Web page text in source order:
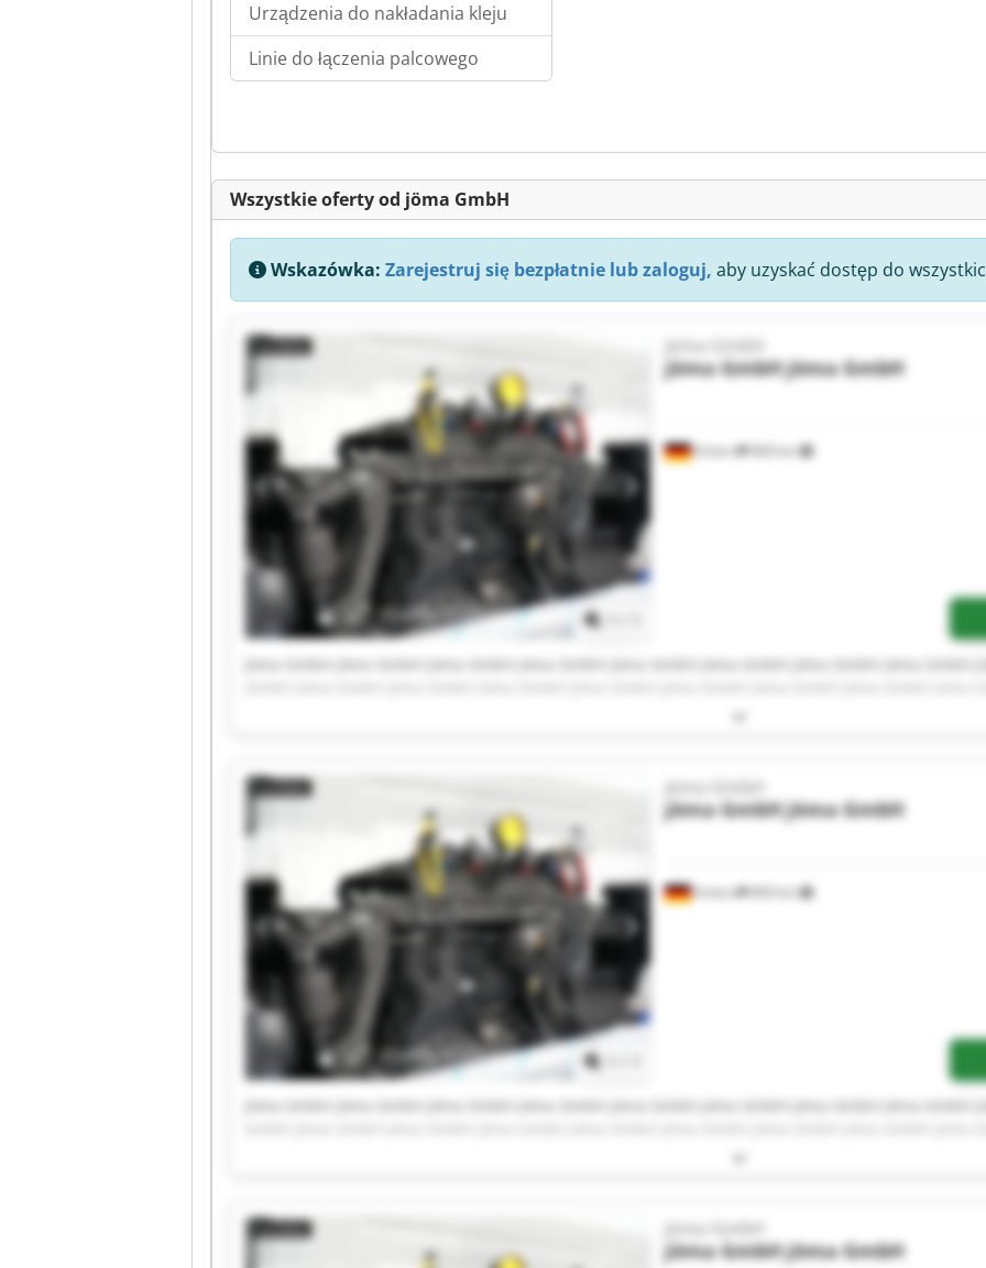
Urządzenia do nakładania kleju
Linie do łączenia palcowego
Wszystkie oferty od jöma GmbH
Wskazówka: Zarejestruj się bezpłatnie lub zaloguj, aby uzyskać dostęp do
Achern
jöma GmbH
jöma GmbHjöma GmbH
Jöma GmbH jöma GmbH jöma GmbH jöma GmbH jöma GmbH jöma GmbH jöma GmbH jöma GmbH
Achern 869 km
jöma GmbH
jöma GmbHjöma GmbH
Jöma GmbH jöma GmbH jöma GmbH jöma GmbH jöma GmbH jöma GmbH jöma GmbH jöma GmbH
jöma GmbH
jöma GmbHjöma GmbH